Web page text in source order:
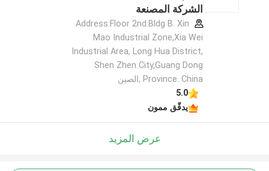
الشركة المصنعة
Address:Floor 2nd.Bldg B. Xin
Mao Industrial Zone,Xia Wei
Industrial Area, Long Hua District,
Shen Zhen City,Guang Dong
Province. China ,الصين
5.0
يدقّق ممون
عرض المزيد